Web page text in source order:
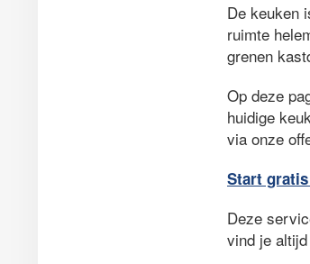
De keuken
ruimte
grenen
Op deze
huidige
via onze
Start
Deze
vind je